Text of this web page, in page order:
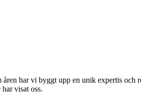
har vi byggt upp en unik expertis och
visat oss.